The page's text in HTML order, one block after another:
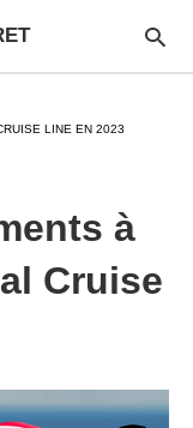
LINE EN 2023
à
Cruise